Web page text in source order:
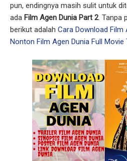
pun, endingnya masih sulit untuk
ada Film Agen Dunia Part 2. Tanpa
berikut adalahCara Download Film
Nonton Film Agen Dunia Full Movie